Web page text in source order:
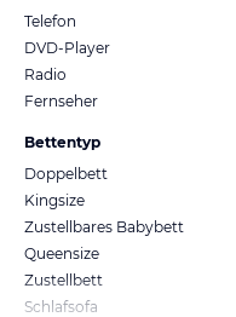
Telefon
DVD-Player
Radio
Fernseher
Bettentyp
Doppelbett
Kingsize
Zustellbares Babybett
Queensize
Zustellbett
Schlafsofa